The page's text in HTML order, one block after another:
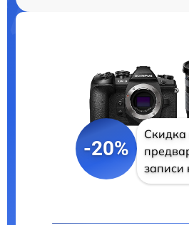
-20%
Скидка
записи